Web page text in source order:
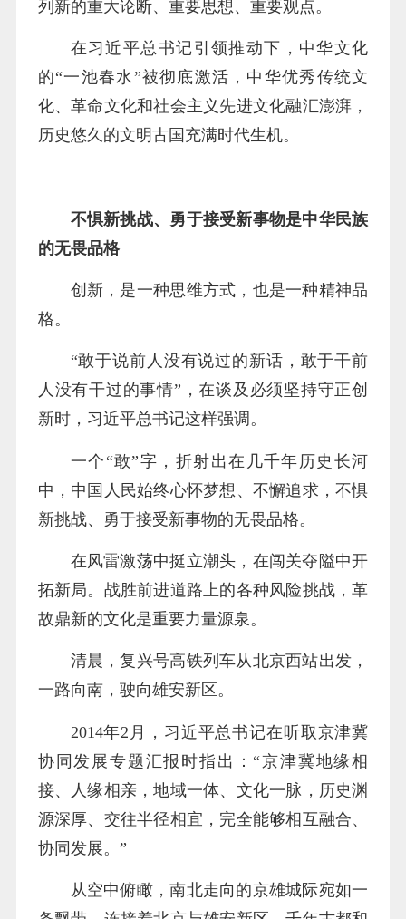
列新的重大论断、重要思想、重要观点。
在习近平总书记引领推动下，中华文化
的“一池春水”被彻底激活，中华优秀传统文
化、革命文化和社会主义先进文化融汇澎湃，
历史悠久的文明古国充满时代生机。
不惧新挑战、勇于接受新事物是中华民族
的无畏品格
创新，是一种思维方式，也是一种精神品
格。
“敢于说前人没有说过的新话，敢于干前
人没有干过的事情”，在谈及必须坚持守正创
新时，习近平总书记这样强调。
一个“敢”字，折射出在几千年历史长河
中，中国人民始终心怀梦想、不懈追求，不惧
新挑战、勇于接受新事物的无畏品格。
在风雷激荡中挺立潮头，在闯关夺隘中开
拓新局。战胜前进道路上的各种风险挑战，革
故鼎新的文化是重要力量源泉。
清晨，复兴号高铁列车从北京西站出发，
一路向南，驶向雄安新区。
2014年2月，习近平总书记在听取京津冀
协同发展专题汇报时指出：“京津冀地缘相
接、人缘相亲，地域一体、文化一脉，历史渊
源深厚、交往半径相宜，完全能够相互融合、
协同发展。”
从空中俯瞰，南北走向的京雄城际宛如一